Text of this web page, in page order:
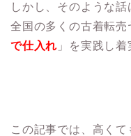
しかし、そのような
全国の多くの古着転売
で仕入れ 」を実践し
この記事では、高く